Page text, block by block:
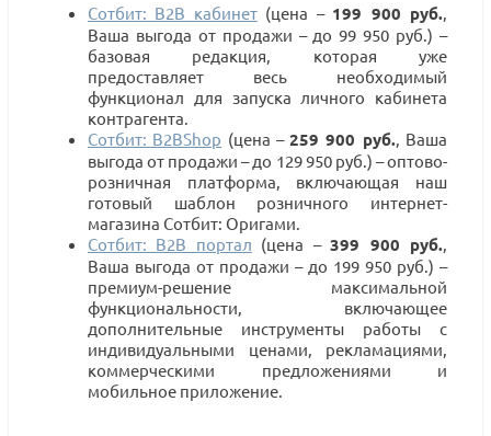
Cотбит: B2B кабинет(цена – 199 900 руб.
Ваша выгода от продажи – до 99 950 руб.) –
базовая редакция, которая уже
предоставляет весь необходимый
функционал для запуска личного кабинета
контрагента.
Сотбит: B2BShop (цена –259 900 руб. , Ваша
выгода от продажи – до 129 950 руб.) – оптово-
розничная платформа, включающая наш
готовый шаблон розничного интернет-
магазина Сотбит: Оригами.
Сотбит: B2B портал (цена –399 900 руб.
Ваша выгода от продажи – до 199 950 руб.) –
премиум-решение максимальной
функциональности, включающее
дополнительные инструменты работы с
индивидуальными ценами, рекламациями,
коммерческими предложениями и
мобильное приложение.